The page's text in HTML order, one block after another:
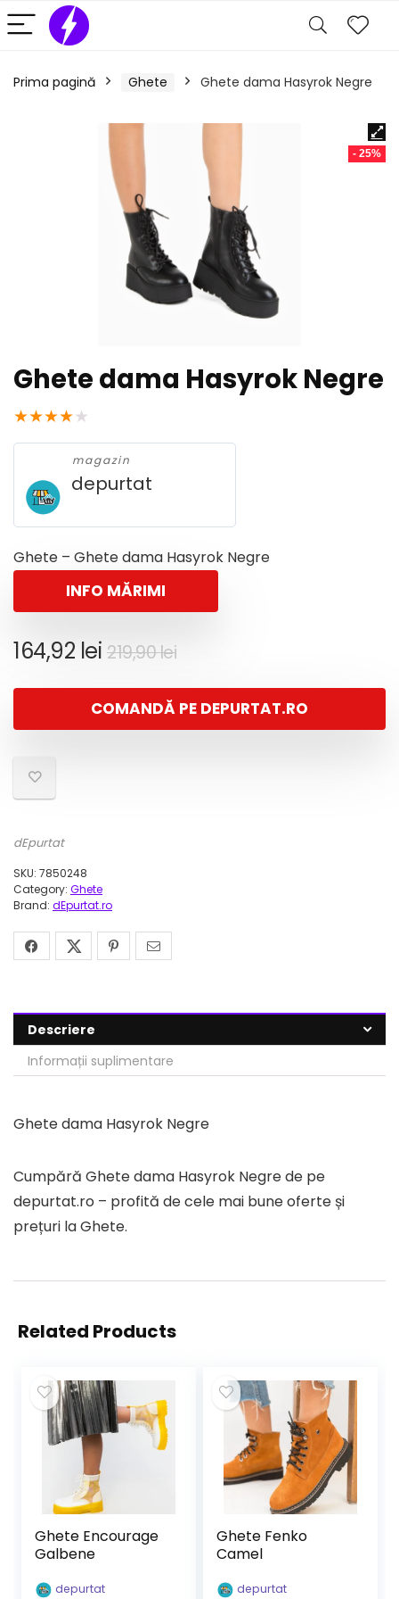
Prima pagină Ghete Ghete dama Hasyrok Negre
- 25%
Ghete dama Hasyrok Negre
★★★★★
magazin
depurtat
Ghete – Ghete dama Hasyrok Negre
INFO MĂRIMI
219,90leiPrețul
a
fost:
164,92 lei
Prețul
este:
164,92 lei.
COMANDĂ PE DEPURTAT.RO
dEpurtat
SKU: 7850248
Category: Ghete
Brand: dEpurtat.ro
Descriere
Informații suplimentare
Ghete dama Hasyrok Negre
Cumpără Ghete dama Hasyrok Negre de pe
depurtat.ro – profită de cele mai bune oferte și
prețuri la Ghete.
Related Products
Ghete Encourage
Galbene
depurtat
Ghete Fenko
Camel
depurtat